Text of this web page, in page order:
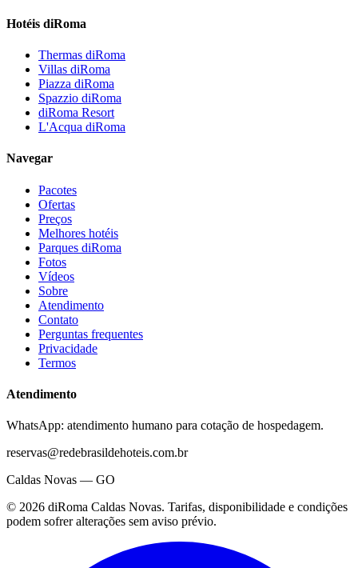
Hotéis diRoma
Thermas diRoma
Villas diRoma
Piazza diRoma
Spazzio diRoma
diRoma Resort
L'Acqua diRoma
Navegar
Pacotes
Ofertas
Preços
Melhores hotéis
Parques diRoma
Fotos
Vídeos
Sobre
Atendimento
Contato
Perguntas frequentes
Privacidade
Termos
Atendimento
WhatsApp: atendimento humano para cotação de hospedagem.
reservas@redebrasildehoteis.com.br
Caldas Novas — GO
© 2026 diRoma Caldas Novas. Tarifas, disponibilidade e condições
podem sofrer alterações sem aviso prévio.